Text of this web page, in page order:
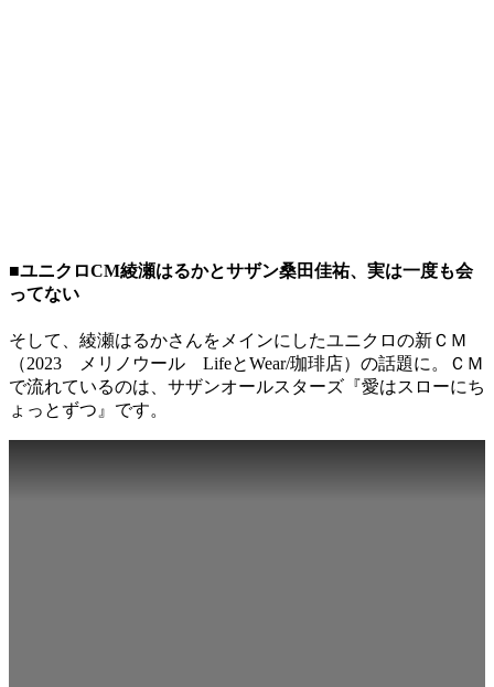
■ユニクロCM綾瀬はるかとサザン桑田佳祐、実は一度も会
ってない
そして、綾瀬はるかさんをメインにしたユニクロの新ＣＭ
（2023 メリノウール LifeとWear/珈琲店）の話題に。ＣＭ
で流れているのは、サザンオールスターズ『愛はスローにち
ょっとずつ』です。